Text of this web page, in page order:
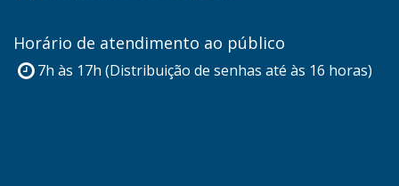
Horário de atendimento ao público
7h às 17h (Distribuição de senhas até às 16 horas)